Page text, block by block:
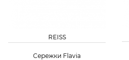
REISS
Сережки Flavia